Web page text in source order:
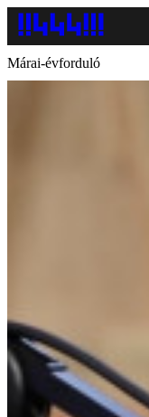
Márai-évforduló